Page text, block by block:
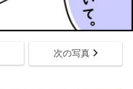
次の写真